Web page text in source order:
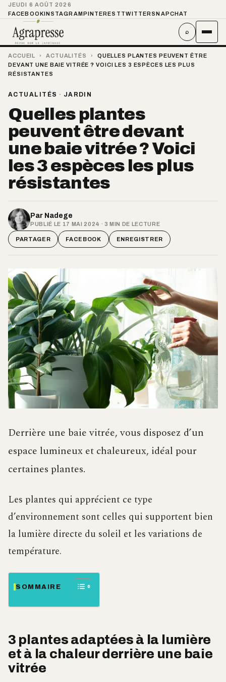
JEUDI 6 AOÛT 2026
FACEBOOKINSTAGRAMPINTEREST TWITTER SNAPCHAT
⌕
ACCUEIL › ACTUALITÉS ›
QUELLES PLANTES PEUVENT ÊTRE
DEVANT UNE BAIE VITRÉE ? VOICI LES 3 ESPÈCES LES PLUS
RÉSISTANTES
ACTUALITÉS · JARDIN
Quelles plantes
peuvent être devant
une baie vitrée ? Voici
les 3 espèces les plus
résistantes
Par Nadege
PUBLIÉ LE 17 MAI 2024 · 3 MIN DE LECTURE
PARTAGER FACEBOOK ENREGISTRER
Derrière une baie vitrée, vous disposez d’un
espace lumineux et chaleureux, idéal pour
certaines plantes.
Les plantes qui apprécient ce type
d’environnement sont celles qui supportent bien
la lumière directe du soleil et les variations de
température.
SOMMAIRE
3 plantes adaptées à la lumière
et à la chaleur derrière une baie
vitrée